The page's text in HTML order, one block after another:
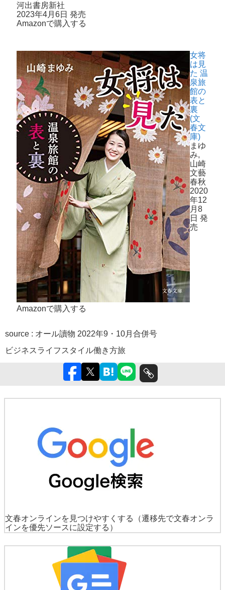
河出書房新社
2023年4月6日 発売
Amazonで購入する
女将
は見
た 温
泉旅
館の
表と
裏
(文
春文
庫)
まゆ
み,
山崎
文藝
春秋
2020
年12
月8
日 発
売
Amazonで購入する
source : オール讀物 2022年9・10月合併号
ビジネスライフスタイル働き方旅
文春オンラインを見つけやすくする
（遷移先で文春オンラ
インを優先ソースに設定する）